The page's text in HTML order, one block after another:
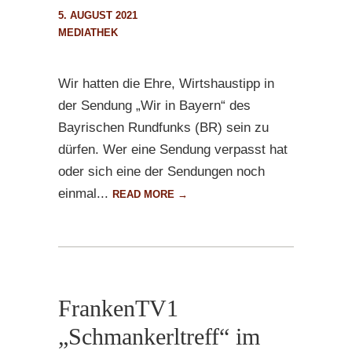
5. AUGUST 2021
MEDIATHEK
Wir hatten die Ehre, Wirtshaustipp in
der Sendung „Wir in Bayern“ des
Bayrischen Rundfunks (BR) sein zu
dürfen. Wer eine Sendung verpasst hat
oder sich eine der Sendungen noch
einmal... READ MORE →
FrankenTV1
„Schmankerltreff“ im